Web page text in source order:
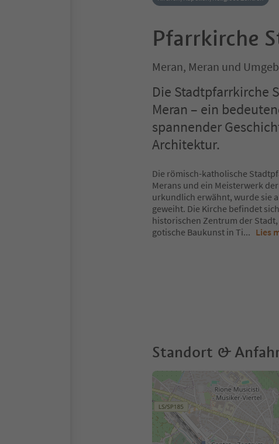
Pfarrkirche
Meran, Meran und
Die Stadtpfarrkirche
Meran – ein
spannender
Architektur.
Die römisch-katholische
Merans und ein Meisterwerk
urkundlich erwähnt, wurde sie
geweiht. Die Kirche befindet
historischen Zentrum der
gotische Baukunst in Ti... Lies
Standort &